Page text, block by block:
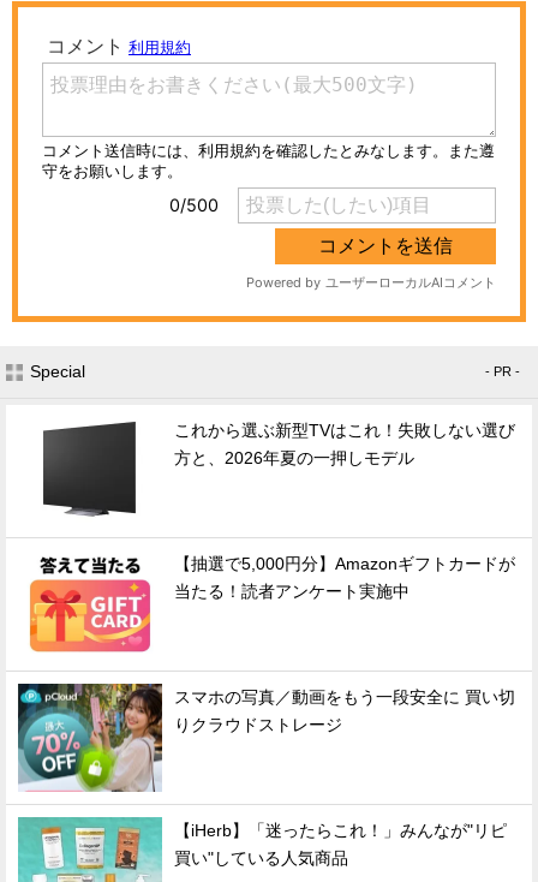
Special - PR -
これから選ぶ新型TVはこれ！失敗しない選び
方と、2026年夏の一押しモデル
【抽選で5,000円分】Amazonギフトカードが
当たる！読者アンケート実施中
スマホの写真／動画をもう一段安全に 買い切
りクラウドストレージ
【iHerb】「迷ったらこれ！」みんなが"リピ
買い"している人気商品